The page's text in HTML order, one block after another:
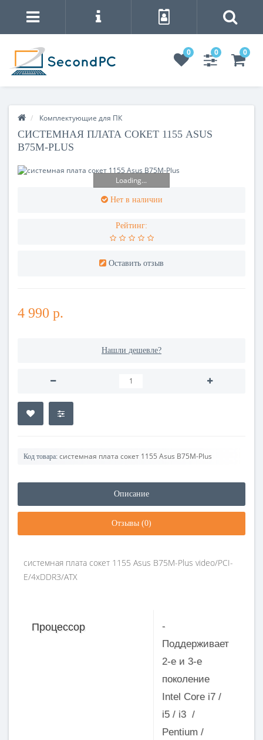
0 0 0
Комплектующие для ПК
СИСТЕМНАЯ ПЛАТА СОКЕТ 1155 ASUS
B75M-PLUS
Loading...
Нет в наличии
Рейтинг:
Оставить отзыв
4 990 р.
Нашли дешевле?
Код товара: системная плата сокет 1155 Asus B75M-Plus
Описание
Отзывы (0)
системная плата сокет 1155 Asus B75M-Plus video/PCI-
E/4xDDR3/ATX
Процессор
-
Поддерживает
2-е и 3-е
поколение
Intel Core i7 /
i5 / i3 /
Pentium /